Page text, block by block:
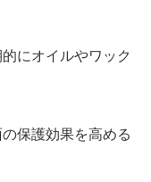
にオイルやワック
保護効果を高める